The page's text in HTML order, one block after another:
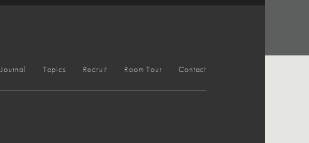
Journal Topics Recruit Room Tour Contact